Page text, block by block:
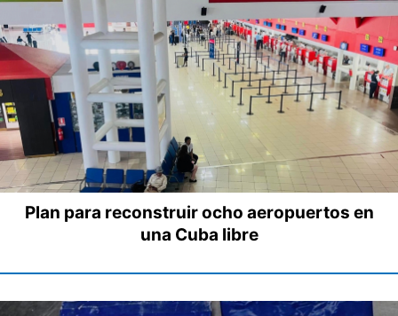
Plan para reconstruir ocho aeropuertos en
una Cuba libre